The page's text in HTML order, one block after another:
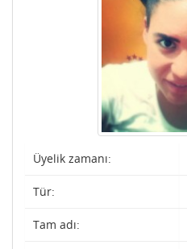
Üyelik zamanı:
Tür:
Tam adı: